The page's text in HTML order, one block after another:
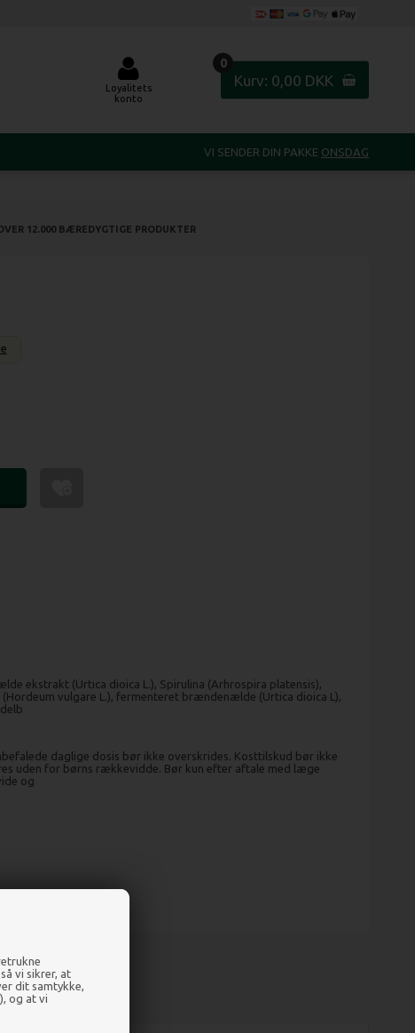
vi sikrer, at
dit samtykke,
og at vi
0
Kurv: 0,00 DKK
Loyalitets
konto
VI SENDER DIN PAKKE ONSDAG
12.000 BÆREDYGTIGE PRODUKTER
ekstrakt (Urtica dioica L.), Spirulina (Arhrospira platensis),
vulgare L.), fermenteret brændenælde (Urtica dioica L),
daglige dosis bør ikke overskrides. Kosttilskud bør ikke
uden for børns rækkevidde. Bør kun efter aftale med læge
og